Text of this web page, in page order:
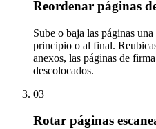
Reordenar páginas
Sube o baja las páginas
principio o al final.
anexos, las páginas de
descolocados.
03
Rotar páginas